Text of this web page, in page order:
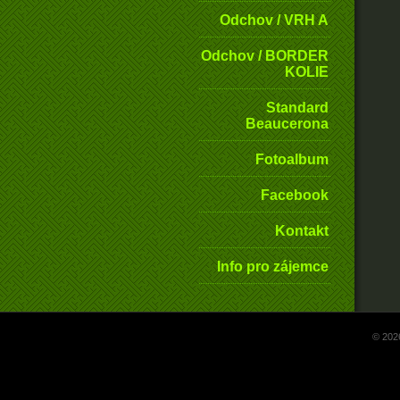
Odchov / VRH A
Odchov / BORDER
KOLIE
Standard
Beaucerona
Fotoalbum
Facebook
Kontakt
Info pro zájemce
©